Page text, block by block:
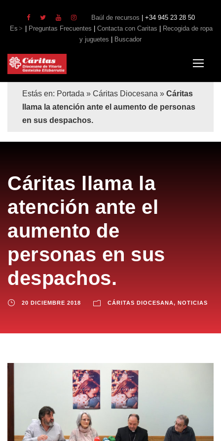
Baúl de recursos | +34 945 23 28 50
Es
Preguntas Frecuentes Contacta con Caritas
Recogida de ropa
y juguetes
Buscador
Estás en: Portada » Cáritas Diocesana » Cáritas
llama la atención ante el aumento de personas
en sus despachos.
Cáritas llama la
atención ante el
aumento de
personas en sus
despachos.
20 DICIEMBRE 2018 CÁRITAS DIOCESANA, NOTICIAS